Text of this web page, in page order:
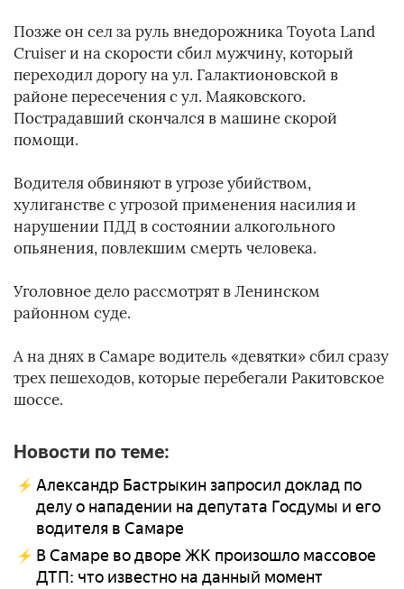
Позже он сел за руль внедорожника Toyota Land
Cruiser и на скорости сбил мужчину, который
переходил дорогу на ул. Галактионовской в
районе пересечения с ул. Маяковского.
Пострадавший скончался в машине скорой
помощи.
Водителя обвиняют в угрозе убийством,
хулиганстве с угрозой применения насилия и
нарушении ПДД в состоянии алкогольного
опьянения, повлекшим смерть человека.
Уголовное дело рассмотрят в Ленинском
районном суде.
А на днях в Самаре водитель «девятки» сбил сразу
трех пешеходов, которые перебегали Ракитовское
шоссе.
Новости по теме:
Александр Бастрыкин запросил доклад по
делу о нападении на депутата Госдумы и его
водителя в Самаре
В Самаре во дворе ЖК произошло массовое
ДТП: что известно на данный момент